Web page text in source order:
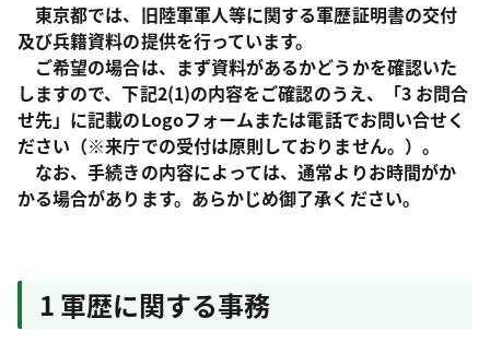
東京都では、旧陸軍軍人等に関する軍歴証明書の交付
及び兵籍資料の提供を行っています。
ご希望の場合は、まず資料があるかどうかを確認いた
しますので、下記2(1)の内容をご確認のうえ、「3 お問合
せ先」に記載のLogoフォームまたは電話でお問い合せく
ださい（※来庁での受付は原則しておりません。）。
なお、手続きの内容によっては、通常よりお時間がか
かる場合があります。あらかじめ御了承ください。
1 軍歴に関する事務